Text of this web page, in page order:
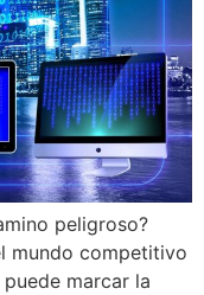
peligroso?
mundo competitivo
marcar la